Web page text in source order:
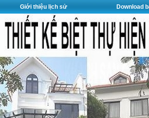
Giới thiệu lịch sử Download